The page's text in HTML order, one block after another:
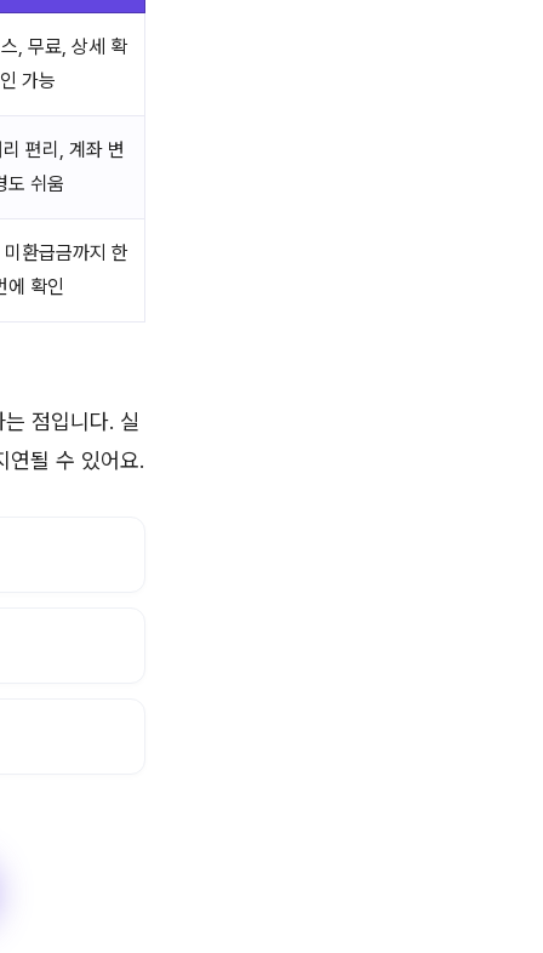
, 무료, 상세 확
인 가능
편리, 계좌 변
도 쉬움
환급금까지 한
에 확인
점입니다. 실
연될 수 있어요.